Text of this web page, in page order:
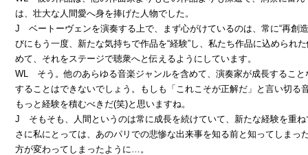
は、壮大な人間愛へ身を捧げた人物でした。
J ベートーヴェンを演奏する上で、まず心がけているのは、常に“再創
びにもう一度、新たな気持ちで作品を“経験”し、私たち作品に込められ
めて、それをステージで聴衆へと伝えるようにしています。
WL そう。他のあらゆる音楽ジャンルを含めて、演奏家が成長すること
することはできないでしょう。もしも「これこそが正解だ」と言い切る
もっと経験を積むべきだ(笑)と思いますね。
J そもそも、人間というのは常に成長を続けていて、新たな経験を重
さに私にとっては、あのパリでの悲惨な出来事を知る前と知ってしまっ
方が変わってしまったように…。